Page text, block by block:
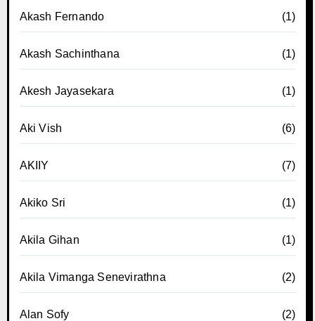
Akash Fernando (1)
Akash Sachinthana (1)
Akesh Jayasekara (1)
Aki Vish (6)
AKIIY (7)
Akiko Sri (1)
Akila Gihan (1)
Akila Vimanga Senevirathna (2)
Alan Sofy (2)